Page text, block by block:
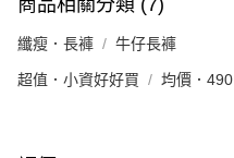
商品相關分類 (7)
纖瘦．長褲 牛仔長褲
超值．小資好好買 均價．490